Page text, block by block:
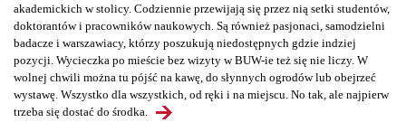
akademickich w stolicy. Codziennie przewijają się przez nią setki studentów,
doktorantów i pracowników naukowych. Są również pasjonaci, samodzielni
badacze i warszawiacy, którzy poszukują niedostępnych gdzie indziej
pozycji. Wycieczka po mieście bez wizyty w BUW-ie też się nie liczy. W
wolnej chwili można tu pójść na kawę, do słynnych ogrodów lub obejrzeć
wystawę. Wszystko dla wszystkich, od ręki i na miejscu. No tak, ale najpierw
trzeba się dostać do środka.